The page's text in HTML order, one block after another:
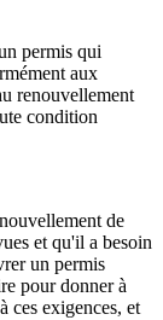
permis qui
aux
renouvellement
condition
de
et qu'il a besoin
un permis
pour donner à
ces exigences, et